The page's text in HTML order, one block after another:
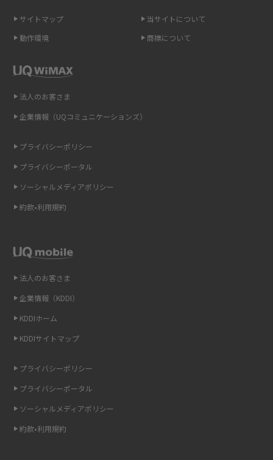
ポケット型Wi-Fi（モバイルWi-Fi）とは？おススメする方の特徴や選び方を
即日受け取りできるポケット型Wi-Fiはある？すぐに使うための方法や注意
ONU（光回線終端装置）とは？モデム・ルーター・ホームゲートウェイと
ギガバイト（GB）とは？1GBの目安やギガが足りない時の対処法を紹介
Wi-Fi 6とは？Wi-Fi 5との違いやメリットと注意点、規格の種類も解説
Wi-Fiを自宅に設置する方法は？必要なことやポイントも紹介
光ファイバーとは？仕組みやメリット・デメリットを初心者向けにわかり
やすく解説
を解説
6Gとはどんな通信技術？Beyond 5Gや実用化の課題などを解説
方法を解説
サイトマップ
当サイトについて
動作環境
商標について
法人のお客さま
企業情報（KDDI）
KDDIホーム
KDDIサイトマップ
プライバシーポリシー
プライバシーポータル
ソーシャルメディアポリシー
約款•利用規約
法人のお客さま
企業情報（UQコミュニケーションズ）
プライバシーポリシー
プライバシーポータル
ソーシャルメディアポリシー
約款•利用規約